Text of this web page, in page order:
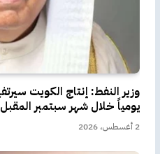
يومياً خلال شهر سبتمبر المقبل
2 أغسطس، 2026